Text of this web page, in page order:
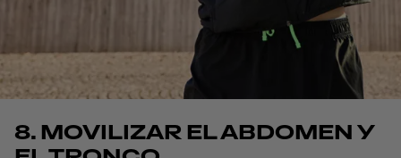
8. MOVILIZAR EL ABDOMEN Y